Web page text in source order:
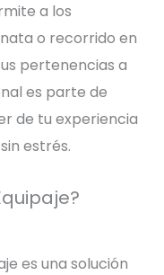
a los
o recorrido en
pertenencias a
es parte de
de tu experiencia
estrés.
es una solución